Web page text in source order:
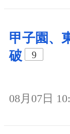
甲子園、
破
9
08月07日